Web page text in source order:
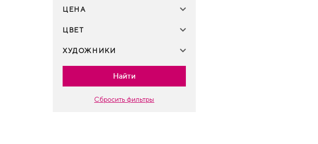
ЦЕНА
ЦВЕТ
ХУДОЖНИКИ
Найти
Сбросить фильтры